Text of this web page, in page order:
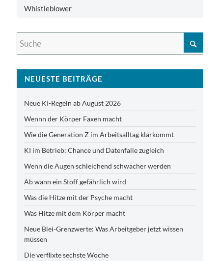
Whistleblower
NEUESTE BEITRÄGE
Neue KI-Regeln ab August 2026
Wennn der Körper Faxen macht
Wie die Generation Z im Arbeitsalltag klarkommt
KI im Betrieb: Chance und Datenfalle zugleich
Wenn die Augen schleichend schwächer werden
Ab wann ein Stoff gefährlich wird
Was die Hitze mit der Psyche macht
Was Hitze mit dem Körper macht
Neue Blei-Grenzwerte: Was Arbeitgeber jetzt wissen
müssen
Die verflixte sechste Woche